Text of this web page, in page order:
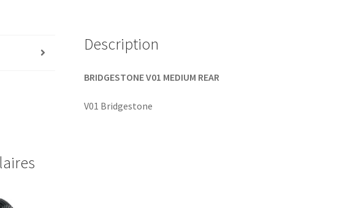
Description
BRIDGESTONE V01 MEDIUM REAR
V01 Bridgestone